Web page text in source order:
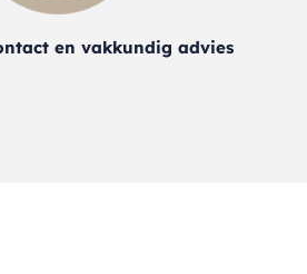
en vakkundig advies